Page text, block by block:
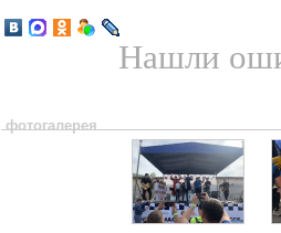
Нашли
фотогалерея